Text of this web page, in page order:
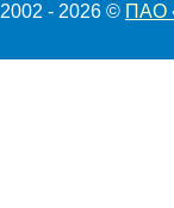
2002 - 2026 © ПАО